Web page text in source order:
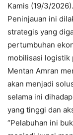
Kamis (19/3/2026).
Peninjauan ini
strategis yang
pertumbuhan
mobilisasi logistik
Mentan Amran
akan menjadi
selama ini
yang tinggi dan
“Pelabuhan ini